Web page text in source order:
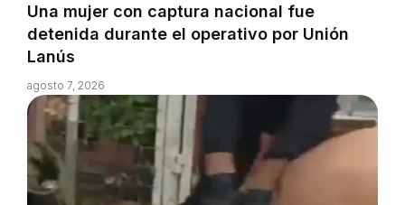
Una mujer con captura nacional fue
detenida durante el operativo por Unión
Lanús
agosto 7, 2026